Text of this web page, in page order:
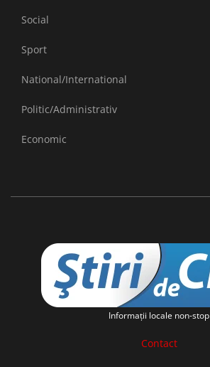
Social
Sport
National/International
Politic/Administrativ
Economic
Informaţii locale non-stop
Contact